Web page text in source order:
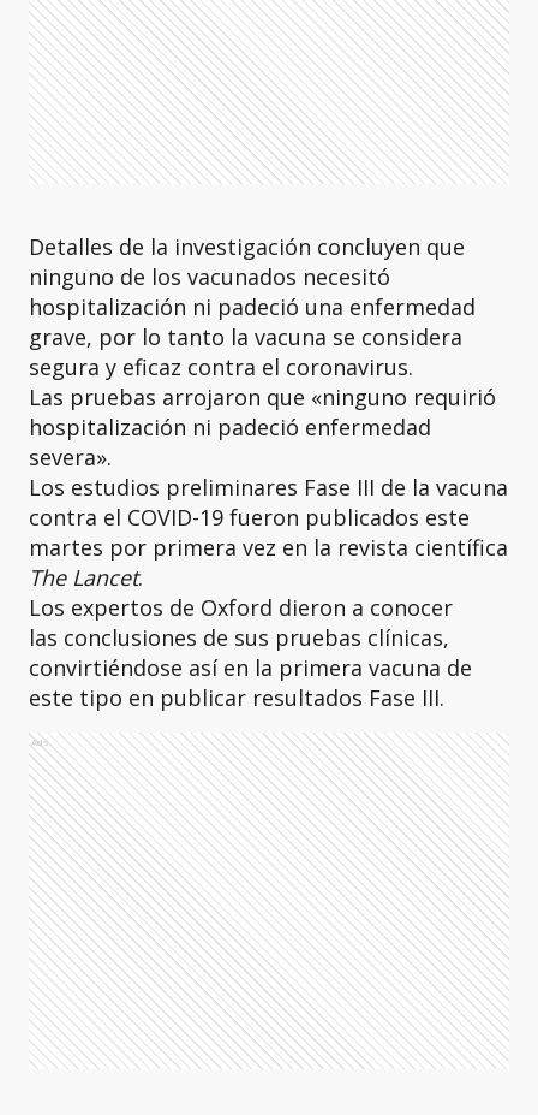
Detalles de la investigación concluyen que
ninguno de los vacunados necesitó
hospitalización ni padeció una enfermedad
grave, por lo tanto la vacuna se considera
segura y eficaz contra el coronavirus.
Las pruebas arrojaron que «ninguno requirió
hospitalización ni padeció enfermedad
severa».
Los estudios preliminares Fase III de la vacuna
contra el COVID-19 fueron publicados este
martes por primera vez en la revista científica
The Lancet.
Los expertos de Oxford dieron a conocer
las conclusiones de sus pruebas clínicas,
convirtiéndose así en la primera vacuna de
este tipo en publicar resultados Fase III.
Ads